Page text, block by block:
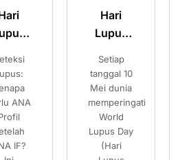
Hari
Lupus
Kenali
Gejala
Lupus
dan
Pentingnya
Setiap
tanggal 10
Mei dunia
memperingati
World
Lupus Day
(Hari
Kehamilan
Pilihan
Setelah
Mengetahui
Risiko
Thalassemia
Pilihan
Setelah
Mengetahui
Risiko
Thalassemia
Banyak
pasangan